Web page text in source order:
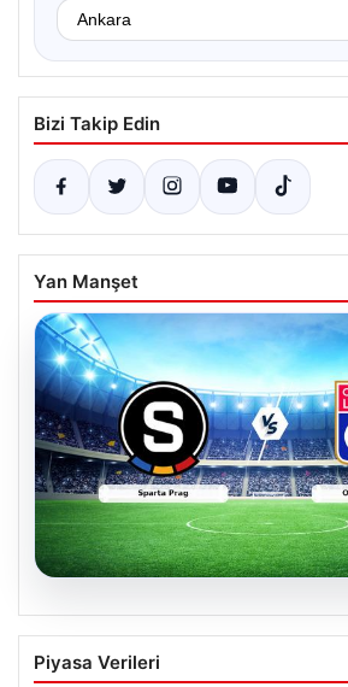
Bizi Takip Edin
Yan Manşet
04.08.2026
CANLI | Sparta Prag –
Canlı Maç Anlatımı
Piyasa Verileri